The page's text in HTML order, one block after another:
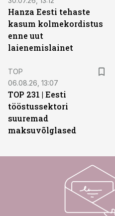
Hanza Eesti tehaste
kasum kolmekordistus
enne uut
laienemislainet
TOP
06.08.26, 13:07
TOP 231 | Eesti
tööstussektori
suuremad
maksuvõlglased